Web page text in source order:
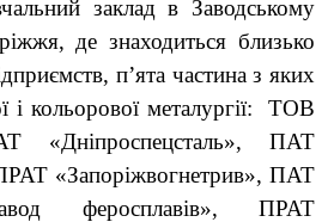
заклад в Заводському
де знаходиться близько
п’ята частина з яких
і кольорової металургії: ТОВ
ПАТ
«Запоріжвогнетрив», ПАТ
феросплавів», ПРАТ